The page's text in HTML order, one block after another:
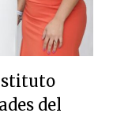
del